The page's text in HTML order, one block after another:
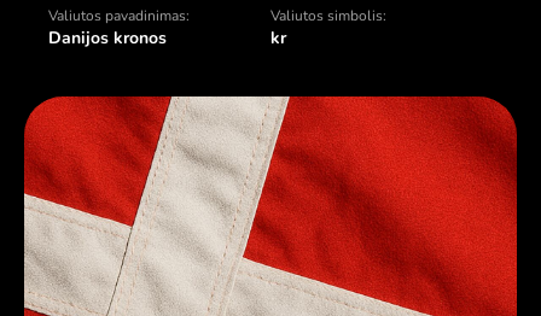
Valiutos pavadinimas:
Danijos kronos
Valiutos simbolis:
kr